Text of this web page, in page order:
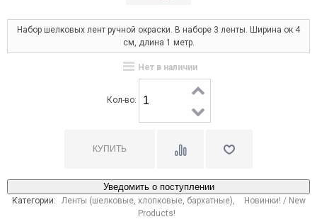
Набор шелковых лент ручной окраски. В наборе 3 ленты. Ширина ок 4
см, длина 1 метр.
Нет в наличии
Кол-во:
Уведомить о поступлении
Категории: Ленты (шелковые, хлопковые, бархатные),
Новинки! / New
Products!